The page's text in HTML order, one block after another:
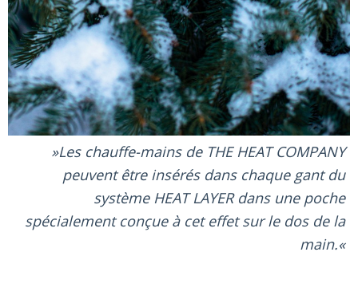
Les chauffe-mains de THE HEAT COMPANY
peuvent être insérés dans chaque gant du
système HEAT LAYER dans une poche
spécialement conçue à cet effet sur le dos de la
main.